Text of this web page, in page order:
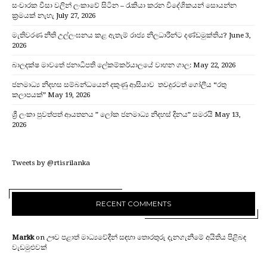
සංචාරක වීසා වලින් ලංකාවේ සිටින – රැකියා කරන විදේශිකයන් සොයන්න
ක්‍රමයක් නැහැ July 27, 2026
මැතිවරණ නීති උල්ලංඝනය කළ ඇතැම් රාජ්‍ය නිලධාරීන්ට දණ්ඩමුක්තිය? June 3,
2026
බාලදක්ෂ මාවතේ ජනාධිපති ලේකම්කර්යාලයේ වාහන ගාල: May 22, 2026
ජනමාධ්‍ය නිදහස සම්බන්ධයෙන් දකුණු ආසියාව තවදුරටත් ගෝලීය “රතු
කලාපයක්” May 19, 2026
ශ්‍රී ලංකා පුවත්පත් ආයතනය ” ලෝක ජනමාධ්‍ය නිදහස් දිනය” සමරයි May 13,
2026
Tweets by @rtisrilanka
RECENT COMMENTS
Markkon ඌව පළාත් මාධ්‍යවේදීන් සඳහා තොරතුරු දැනගැනීමේ අයිතිය පිළිබඳ
වැඩමුළුවක්